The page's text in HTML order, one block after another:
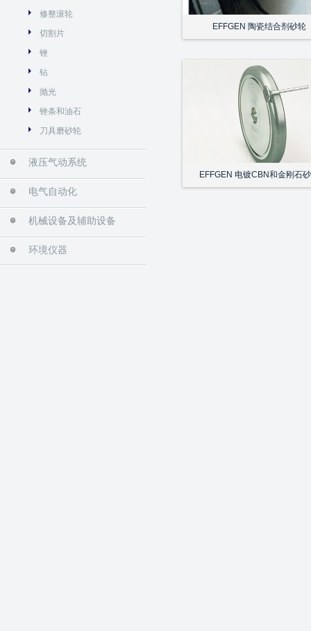
修整滚轮
切割片
锉
钻
抛光
锉条和油石
刀具磨砂轮
液压气动系统
电气自动化
机械设备及辅助设备
环境仪器
EFFGEN 陶瓷结合剂砂轮
EFFGEN 电镀CBN和金刚石